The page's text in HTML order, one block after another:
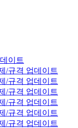
이트
/규격 업데이트
/규격 업데이트
/규격 업데이트
/규격 업데이트
/규격 업데이트
/규격 업데이트